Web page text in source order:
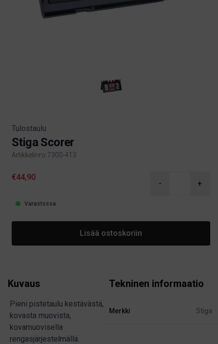
Tulostaulu
Stiga Scorer
Artikkelinro:7300-413
Product information
€44,90
- +
Varastossa
Lisää ostoskoriin
Kuvaus
Pieni pistetaulu kestävästä,
kovasta muovista,
kovamuovisella
rengasjärjestelmällä.
Tekninen informaatio
Merkki Stiga